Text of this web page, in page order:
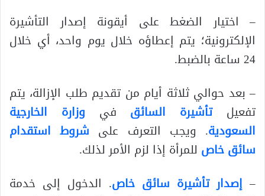
– اختيار الضغط على أيقونة إصدار التأشيرة
الإلكترونية؛ يتم إعطاؤه خلال يوم واحد، أي خلال
24 ساعة بالضبط.
– بعد حوالي ثلاثة أيام من تقديم طلب الإزالة، يتم
تفعيل تأشيرة السائق في وزارة الخارجية
السعودية. ويجب التعرف على شروط استقدام
سائق خاص للمرأة إذا لزم الأمر لذلك.
–إصدار تأشيرة سائق خاص. الدخول إلى خدمة